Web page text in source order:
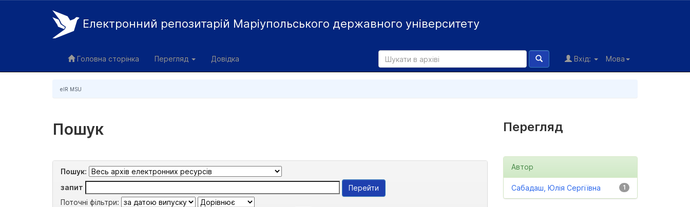
Електронний репозитарій Маріупольського державного університету
Головна сторінка Перегляд Довідка Мова
Вхід:
eIR MSU
Пошук
Пошук:
запит
Поточні фільтри:
Перегляд
Автор
1
Сабадаш, Юлія Сергіївна